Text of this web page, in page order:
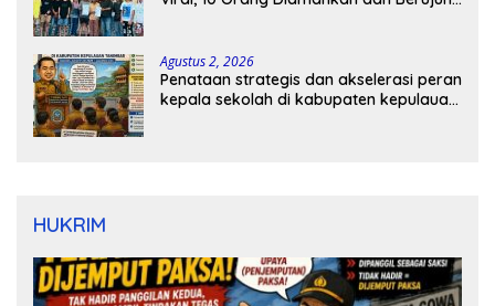
Agustus 2, 2026
Penataan strategis dan akselerasi peran
kepala sekolah di kabupaten kepulauan
HUKRIM